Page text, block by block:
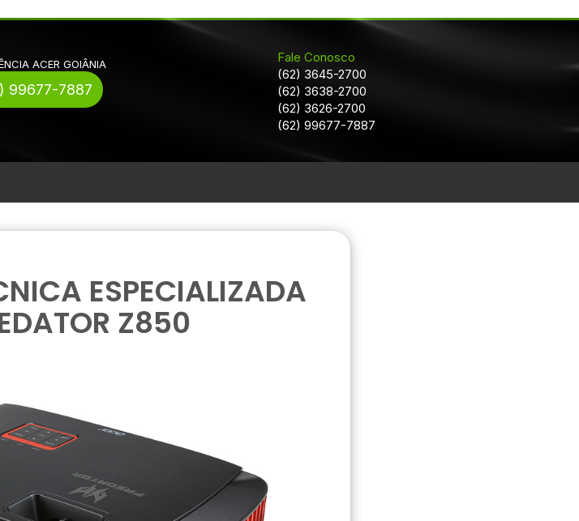
ACER GOIÂNIA
99677-7887
Fale Conosco
(62) 3645-2700
(62) 3638-2700
(62) 3626-2700
(62) 99677-7887
ESPECIALIZADA
Z850